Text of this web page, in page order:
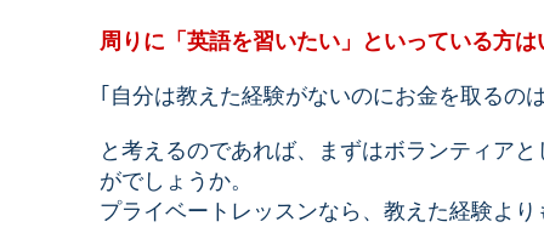
周りに「英語を習いたい」といっている方
｢自分は教えた経験がないのにお金を取るの
と考えるのであれば、まずはボランティア
がでしょうか。
プライベートレッスンなら、教えた経験より